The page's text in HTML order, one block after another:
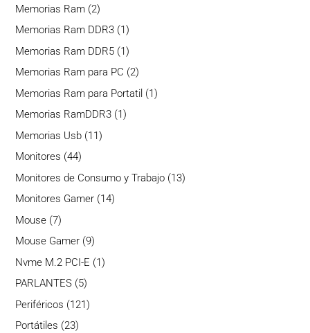
Memorias Ram 22
productos
Memorias Ram DDR3 1 1
producto
Memorias Ram DDR5 11
producto
Memorias Ram para PC 22
productos
Memorias Ram para Portatil 11
Memorias RamDDR3 1 1
Memorias Usb 1111
Monitores 4444
productos
Monitores de Consumo y Trabajo 1313
Monitores Gamer 1414
Mouse 77
productos
Mouse Gamer 99
productos
Nvme M.2 PCI-E 11
PARLANTES 55
productos
Periféricos 121121
Portátiles 2323